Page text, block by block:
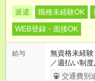
派遣 職種未経験OK
WEB登録・面接OK
給与
無資格未経
／週払い制
了次第のお
交通費別